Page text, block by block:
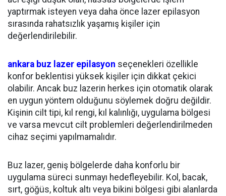
yaptırmak isteyen veya daha önce lazer epilasyon
sırasında rahatsızlık yaşamış kişiler için
değerlendirilebilir.
ankara buz lazer epilasyon seçenekleri özellikle
konfor beklentisi yüksek kişiler için dikkat çekici
olabilir. Ancak buz lazerin herkes için otomatik olarak
en uygun yöntem olduğunu söylemek doğru değildir.
Kişinin cilt tipi, kıl rengi, kıl kalınlığı, uygulama bölgesi
ve varsa mevcut cilt problemleri değerlendirilmeden
cihaz seçimi yapılmamalıdır.
Buz lazer, geniş bölgelerde daha konforlu bir
uygulama süreci sunmayı hedefleyebilir. Kol, bacak,
sırt, göğüs, koltuk altı veya bikini bölgesi gibi alanlarda